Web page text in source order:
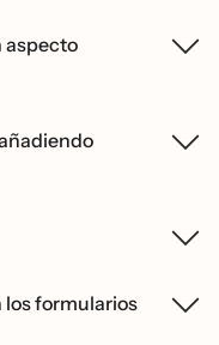
aspecto
los formularios